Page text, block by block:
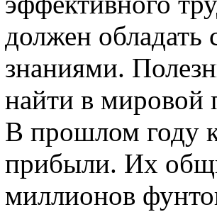
должен
знаниями.
найти в мировой
В прошлом году
прибыли. Их
миллионов